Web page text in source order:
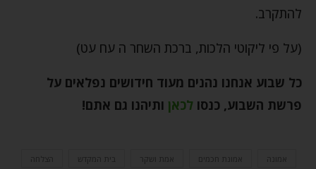
להתקרב.
(על פי ליקוטי הלכות, ברכת השחר ה עח עט)
כל שבוע אנחנו נהנים מעוד חידושים נפלאים על
פרשת השבוע, כנסו לכאן ותיהנו גם אתם!
אמונה אמונת חכמים אמת ושקר בית המקדש הצלחה